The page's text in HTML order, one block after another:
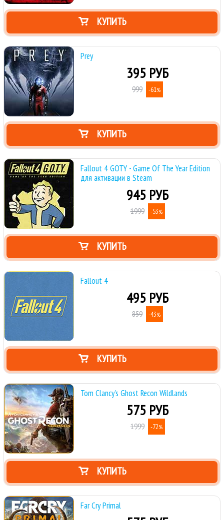
КУПИТЬ
Prey
395 РУБ
999 -61%
КУПИТЬ
Fallout 4 GOTY - Game Of The Year Edition
для активации в Steam
945 РУБ
1999 -53%
КУПИТЬ
Fallout 4
495 РУБ
859 -43%
КУПИТЬ
Tom Clancy's Ghost Recon Wildlands
575 РУБ
1999 -72%
КУПИТЬ
Far Cry Primal